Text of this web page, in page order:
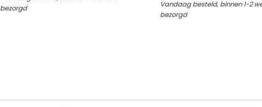
bezorgd
Vandaag besteld, binnen 1-2
bezorgd